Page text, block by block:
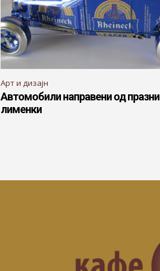
Арт и дизајн
Автомобили направени од празни
лименки